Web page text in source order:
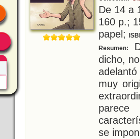
De 14 a
160 p.;
papel;
Resumen:
dicho,
muy
se